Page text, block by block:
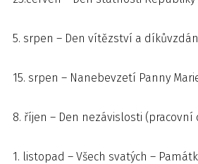
5. srpen – Den vítězství a
15. srpen – Nanebevzetí Panny
8. říjen – Den nezávislosti (pracovní
1. listopad – Všech svatých –